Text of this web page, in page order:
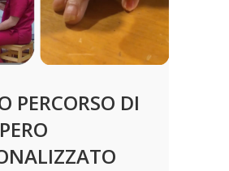
PERCORSO DI